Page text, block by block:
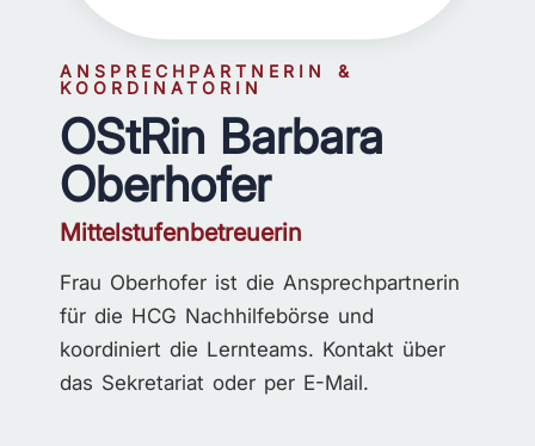
ANSPRECHPARTNERIN &
KOORDINATORIN
OStRin Barbara
Oberhofer
Mittelstufenbetreuerin
Frau Oberhofer ist die Ansprechpartnerin
für die HCG Nachhilfebörse und
koordiniert die Lernteams. Kontakt über
das Sekretariat oder per E-Mail.